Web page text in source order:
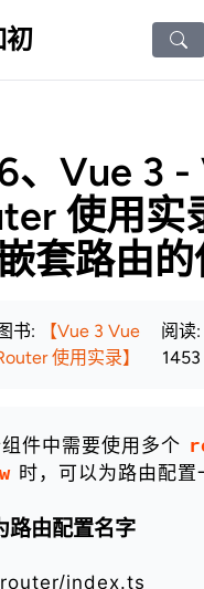
初
、Vue 3 -
使用实
套路由的
书:
【Vue 3 Vue
使用实录】
阅读:
1453
件中需要使用多个
时，可以为路由配置
路由配置名字
index.ts